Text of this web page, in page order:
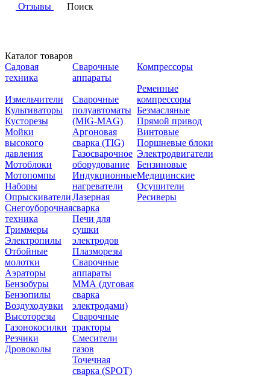
Отзывы
Поиск
Каталог товаров
Садовая
техника
Измельчители
Культиваторы
Кусторезы
Мойки
высокого
давления
Мотоблоки
Мотопомпы
Наборы
Опрыскиватели
Снегоуборочная
техника
Триммеры
Электропилы
Отбойные
молотки
Аэраторы
Бензобуры
Бензопилы
Воздуходувки
Высоторезы
Газонокосилки
Резчики
Дровоколы
Сварочные
аппараты
Сварочные
полуавтоматы
(MIG-MAG)
Аргоновая
сварка (TIG)
Газосварочное
оборудование
Индукционные
нагреватели
Лазерная
сварка
Печи для
сушки
электродов
Плазморезы
Сварочные
аппараты
ММА (дуговая
сварка
электродами)
Сварочные
тракторы
Смесители
газов
Точечная
сварка (SPOT)
Компрессоры
Ременные
компрессоры
Безмасляные
Прямой привод
Винтовые
Поршневые блоки
Электродвигатели
Бензиновые
Медицинские
Осушители
Ресиверы